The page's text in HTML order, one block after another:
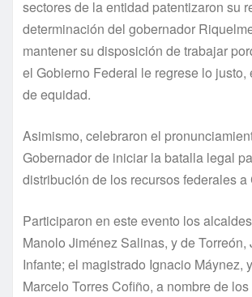
sectores de la entidad patentizaron su
determinación del gobernador
mantener su disposición de trabajar
el Gobierno Federal le regrese lo justo,
de equidad.
Asimismo, celebraron el
Gobernador de iniciar la batalla legal
distribución de los recursos federales a
Participaron en este evento los
Manolo Jiménez Salinas, y de Torreón,
Infante; el magistrado Ignacio Máynez,
Marcelo Torres Cofiño, a nombre de